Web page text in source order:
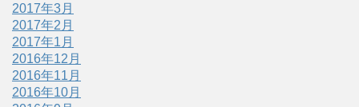
2017年3月
2017年2月
2017年1月
2016年12月
2016年11月
2016年10月